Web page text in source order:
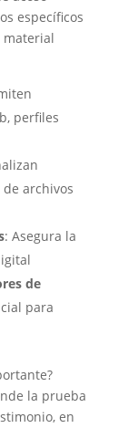
específicos
material
perfiles
archivos
: Asegura la
de
para
la prueba
en